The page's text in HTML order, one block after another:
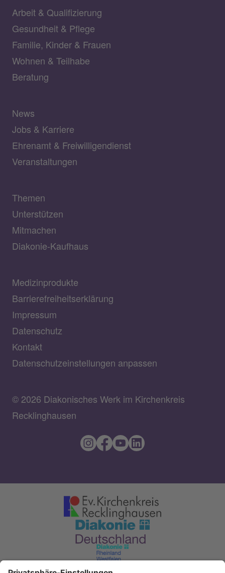
Arbeit & Qualifizierung
Gesundheit & Pflege
Familie, Kinder & Frauen
Wohnen & Teilhabe
Beratung
News
Jobs & Karriere
Ehrenamt & Freiwilligendienst
Veranstaltungen
Themen
Unterstützen
Mitmachen
Diakonie-Kaufhaus
Medizinprodukte
Barrierefreiheitserklärung
Impressum
Datenschutz
Kontakt
Datenschutzeinstellungen anpassen
© 2026 Diakonisches Werk im Kirchenkreis
Recklinghausen